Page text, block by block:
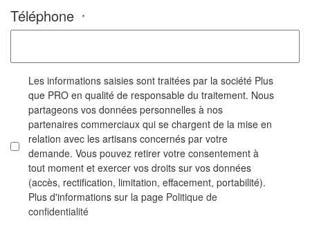
Téléphone *
Les informations saisies sont traitées par la société Plus
que PRO en qualité de responsable du traitement. Nous
partageons vos données personnelles à nos
partenaires commerciaux qui se chargent de la mise en
relation avec les artisans concernés par votre
demande. Vous pouvez retirer votre consentement à
tout moment et exercer vos droits sur vos données
(accès, rectification, limitation, effacement, portabilité).
Plus d'informations sur la page Politique de
confidentialité